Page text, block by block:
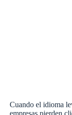
Cuando el idioma